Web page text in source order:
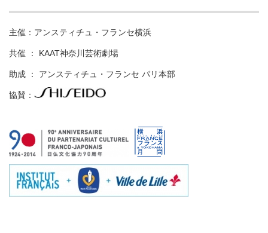
主催：アンスティチュ・フランセ横浜
共催 ： KAAT神奈川芸術劇場
助成 ： アンスティチュ・フランセ パリ本部
協賛：